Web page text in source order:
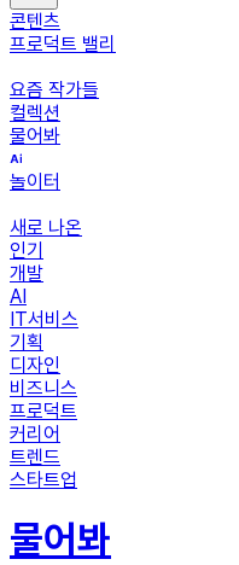
콘텐츠
프로덕트 밸리
요즘 작가들
컬렉션
물어봐
놀이터
새로 나온
인기
개발
AI
IT서비스
기획
디자인
비즈니스
프로덕트
커리어
트렌드
스타트업
물어봐